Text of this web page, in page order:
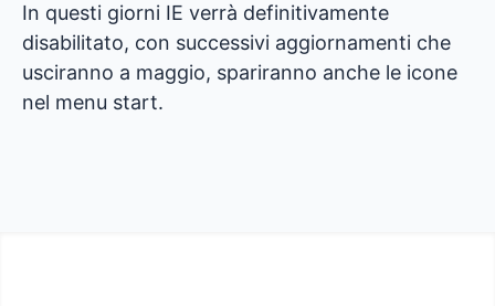
In questi giorni IE verrà definitivamente
disabilitato, con successivi aggiornamenti che
usciranno a maggio, spariranno anche le icone
nel menu start.